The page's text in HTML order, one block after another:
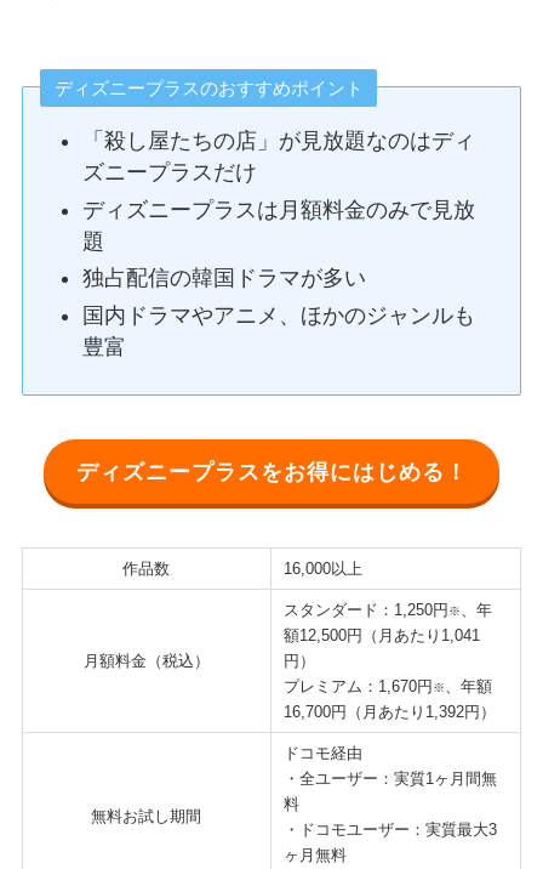
ディズニープラスのおすすめポイント
「殺し屋たちの店」が見放題なのはディ
ズニープラスだけ
ディズニープラスは月額料金のみで見放
題
独占配信の韓国ドラマが多い
国内ドラマやアニメ、ほかのジャンルも
豊富
ディズニープラスをお得にはじめる！
作品数 16,000以上
月額料金（税込）
スタンダード：1,250円 ※
、年
額12,500円（月あたり1,041
円）
プレミアム：1,670円 ※
、年額
16,700円（月あたり1,392円）
無料お試し期間
ドコモ経由
・全ユーザー：実質1ヶ月間無
料
・ドコモユーザー：実質最大3
ヶ月無料